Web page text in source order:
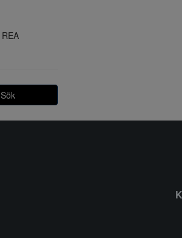
Sök